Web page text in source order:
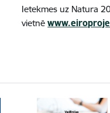
Ietekmes uz Natura
vietnē